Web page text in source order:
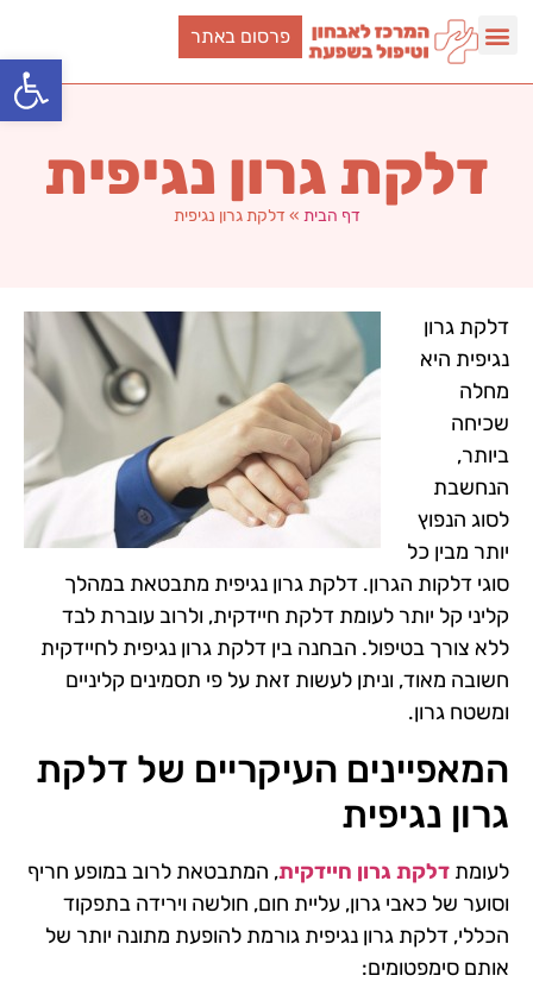
פתח
פרסום באתר
דלקת גרון נגיפית
דף הבית » דלקת גרון נגיפית
דלקת גרון
נגיפית היא
מחלה
שכיחה
ביותר,
הנחשבת
לסוג הנפוץ
יותר מבין כל
סוגי דלקות הגרון. דלקת גרון נגיפית מתבטאת במהלך
קליני קל יותר לעומת דלקת חיידקית, ולרוב עוברת לבד
ללא צורך בטיפול. הבחנה בין דלקת גרון נגיפית לחיידקית
חשובה מאוד, וניתן לעשות זאת על פי תסמינים קליניים
ומשטח גרון.
המאפיינים העיקריים של דלקת
גרון נגיפית
לעומת דלקת גרון חיידקית, המתבטאת לרוב במופע חריף
וסוער של כאבי גרון, עליית חום, חולשה וירידה בתפקוד
הכללי, דלקת גרון נגיפית גורמת להופעת מתונה יותר של
אותם סימפטומים: